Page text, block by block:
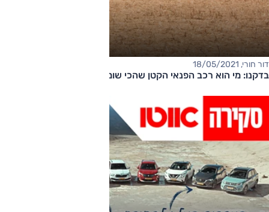
דור חורי, 18/05/2021
בדקנו: מי הוא רכב הפנאי הקטן שהכי שומר על ערכו?